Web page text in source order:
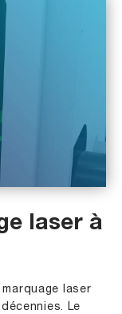
laser à
laser
Le